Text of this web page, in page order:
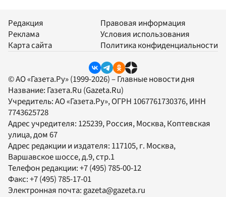
Редакция
Реклама
Карта сайта
Правовая информация
Условия использования
Политика конфиденциальности
© АО «Газета.Ру» (1999-2026) – Главные новости дня
Название: Газета.Ru (Gazeta.Ru)
Учредитель:АО «Газета.Ру», ОГРН 1067761730376, ИНН
7743625728
Адрес учредителя: 125239, Россия, Москва, Коптевская
улица, дом 67
Адрес редакции и издателя: 117105, г. Москва,
Варшавское шоссе, д.9, стр.1
Телефон редакции:+7 (495) 785-00-12
Факс:+7 (495) 785-17-01
Электронная почта: gazeta@gazeta.ru